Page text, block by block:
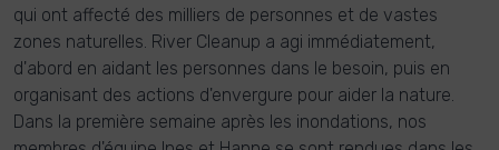
qui ont affecté des milliers de personnes et de vastes
zones naturelles. River Cleanup a agi immédiatement,
d'abord en aidant les personnes dans le besoin, puis en
organisant des actions d'envergure pour aider la nature.
Dans la première semaine après les inondations, nos